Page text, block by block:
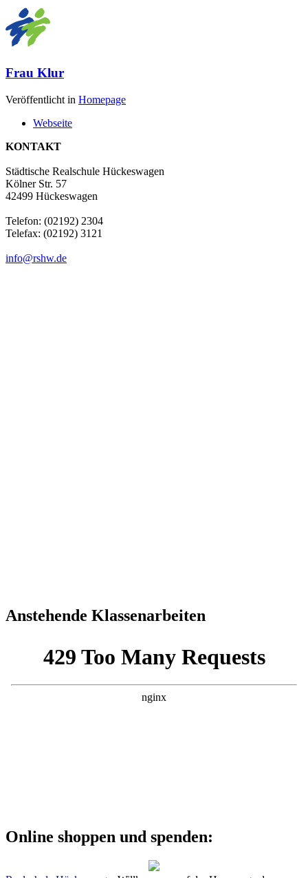
Frau Klur
Veröffentlicht in Homepage
Webseite
KONTAKT
Städtische Realschule Hückeswagen
Kölner Str. 57
42499 Hückeswagen
Telefon: (02192) 2304
Telefax: (02192) 3121
info@rshw.de
Anstehende Klassenarbeiten
Online shoppen und spenden: